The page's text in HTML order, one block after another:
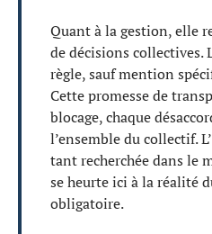
Quant à la gestion, elle
de décisions collectives.
règle, sauf mention
Cette promesse de
blocage, chaque
l’ensemble du collectif.
tant recherchée dans le
se heurte ici à la réalité
obligatoire.